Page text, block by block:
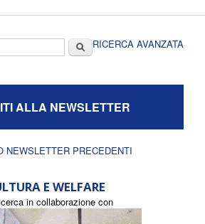
CercaRICERCA AVANZATA
ALLA NEWSLETTER
NEWSLETTER PRECEDENTI
E WELFARE
in collaborazione con